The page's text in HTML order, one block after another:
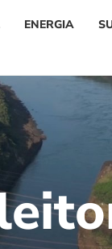
ENERGIA
eito